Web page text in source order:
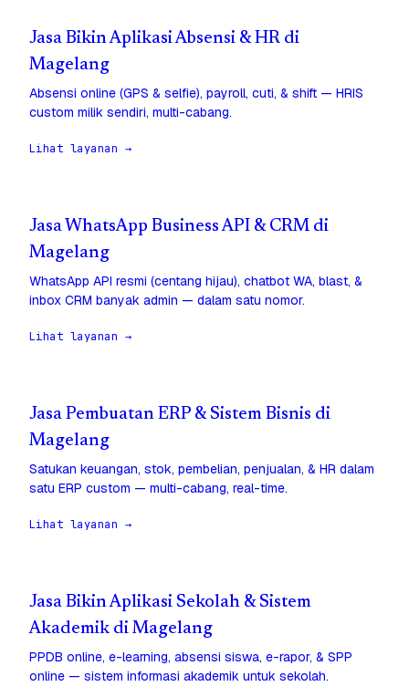
Jasa Bikin Aplikasi Absensi & HR di
Magelang
Absensi online (GPS & selfie), payroll, cuti, & shift — HRIS
custom milik sendiri, multi-cabang.
Lihat layanan →
Jasa WhatsApp Business API & CRM di
Magelang
WhatsApp API resmi (centang hijau), chatbot WA, blast, &
inbox CRM banyak admin — dalam satu nomor.
Lihat layanan →
Jasa Pembuatan ERP & Sistem Bisnis di
Magelang
Satukan keuangan, stok, pembelian, penjualan, & HR dalam
satu ERP custom — multi-cabang, real-time.
Lihat layanan →
Jasa Bikin Aplikasi Sekolah & Sistem
Akademik di Magelang
PPDB online, e-learning, absensi siswa, e-rapor, & SPP
online — sistem informasi akademik untuk sekolah.